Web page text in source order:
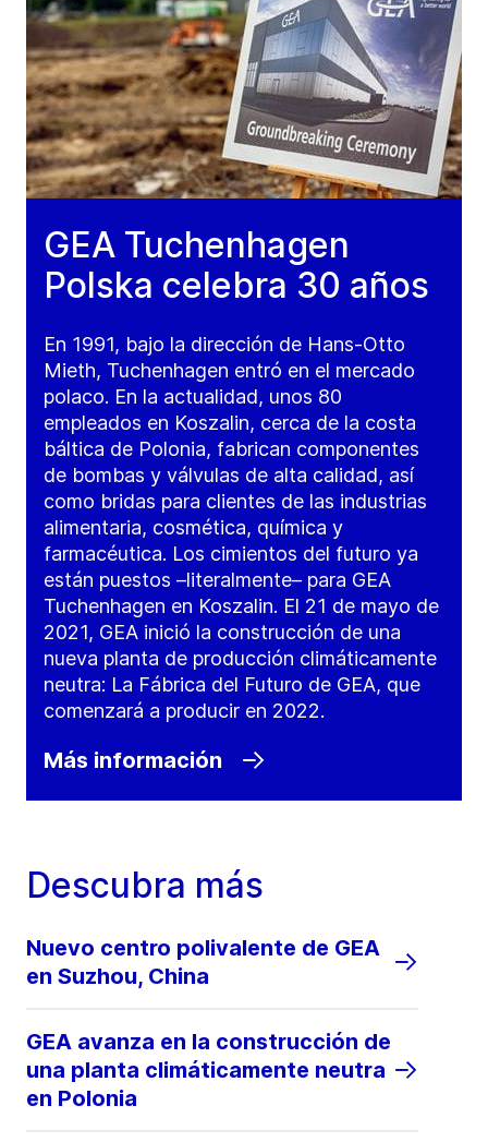
GEA Tuchenhagen
Polska celebra 30 años
En 1991, bajo la dirección de Hans-Otto
Mieth, Tuchenhagen entró en el mercado
polaco. En la actualidad, unos 80
empleados en Koszalin, cerca de la costa
báltica de Polonia, fabrican componentes
de bombas y válvulas de alta calidad, así
como bridas para clientes de las industrias
alimentaria, cosmética, química y
farmacéutica. Los cimientos del futuro ya
están puestos –literalmente– para GEA
Tuchenhagen en Koszalin. El 21 de mayo de
2021, GEA inició la construcción de una
nueva planta de producción climáticamente
neutra: La Fábrica del Futuro de GEA, que
comenzará a producir en 2022.
Más información
Descubra más
Nuevo centro polivalente de GEA
en Suzhou, China
GEA avanza en la construcción de
una planta climáticamente neutra
en Polonia